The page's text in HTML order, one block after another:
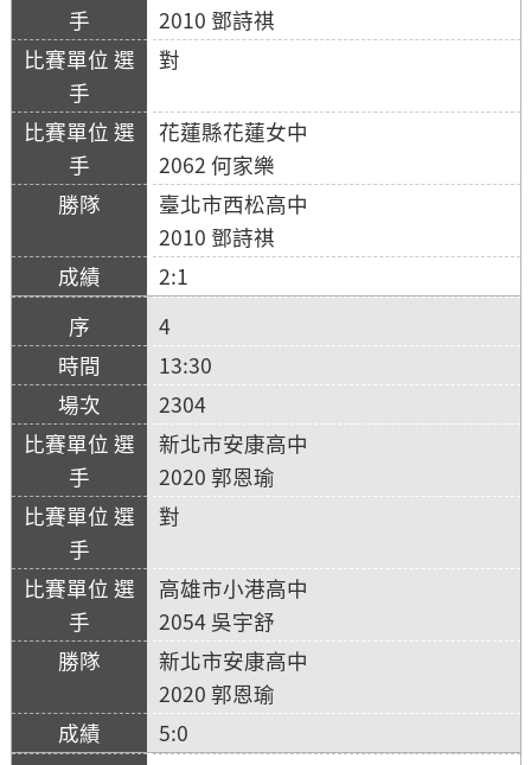
2010 鄧詩祺
對
花蓮縣花蓮女中
2062 何家樂
臺北市西松高中
2010 鄧詩祺
2:1
4
13:30
2304
新北市安康高中
2020 郭恩瑜
對
高雄市小港高中
2054 吳宇舒
新北市安康高中
2020 郭恩瑜
5:0